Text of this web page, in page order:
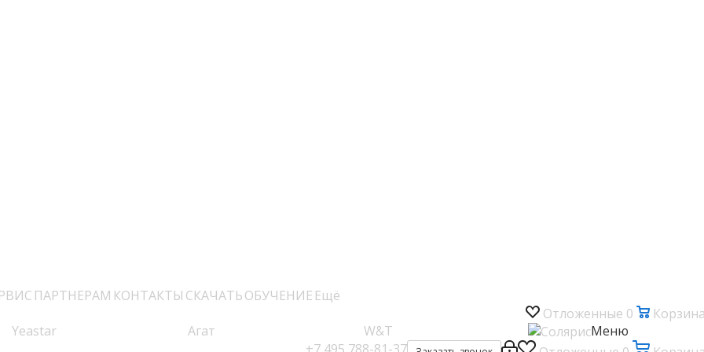
ПАРТНЕРАМ КОНТАКТЫ СКАЧАТЬОБУЧЕНИЕ Ещё
Отложенные 0
Yeastar Агат W&T
Меню